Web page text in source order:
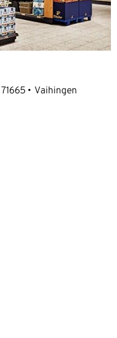
71665 Vaihingen